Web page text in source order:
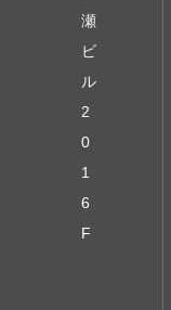
瀬
ビ
ル
2
0
1
6
F